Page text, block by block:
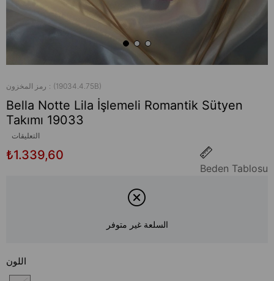
رمز المخزون (19034.4.75B)
Bella Notte Lila İşlemeli Romantik Sütyen
Takımı 19033
التعليقات
₺1.339,60
Beden Tablosu
السلعة غير متوفر
اللون